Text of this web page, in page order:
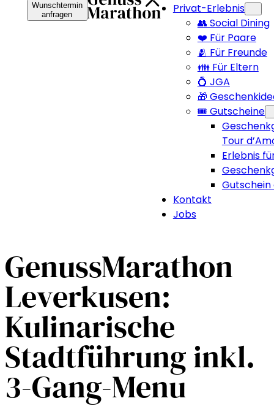
Privat-Erlebnis
👥 Social Dining
❤️ Für Paare
🫂 Für Freunde
👪 Für Eltern
💍 JGA
🎁
🎟️ Gutscheine
Tour
Erlebnis
Gutschein
Kontakt
Jobs
Wunschtermin
anfragen
GenussMarathon
Leverkusen:
Kulinarische
Stadtführung inkl.
3-Gang-Menu